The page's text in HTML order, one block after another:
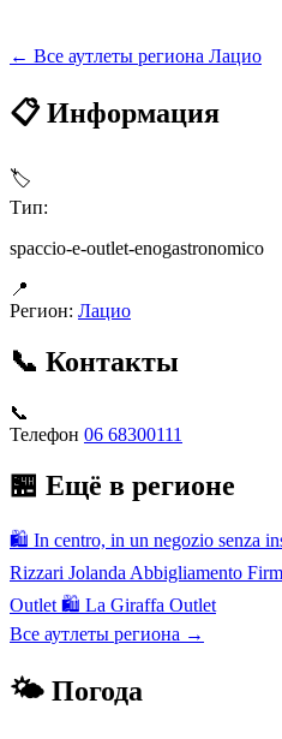
← Все аутлеты региона Лацио
📋 Информация
🏷
Тип:
spaccio-e-outlet-enogastronomico
📍
Регион: Лацио
📞 Контакты
📞
Телефон 06 68300111
🏪 Ещё в регионе
🛍 In centro, in un negozio senza
Rizzari Jolanda Abbigliamento
Outlet 🛍 La Giraffa Outlet
Все аутлеты региона →
🌤 Погода